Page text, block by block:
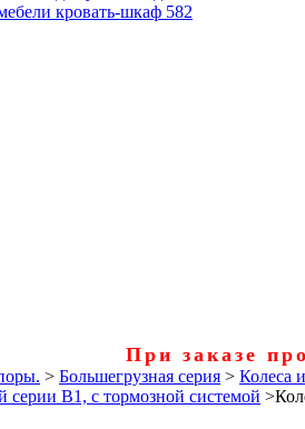
кровать-шкаф 582
При заказе
> Большегрузная серия > Колеса
серии B1, с тормозной системой >